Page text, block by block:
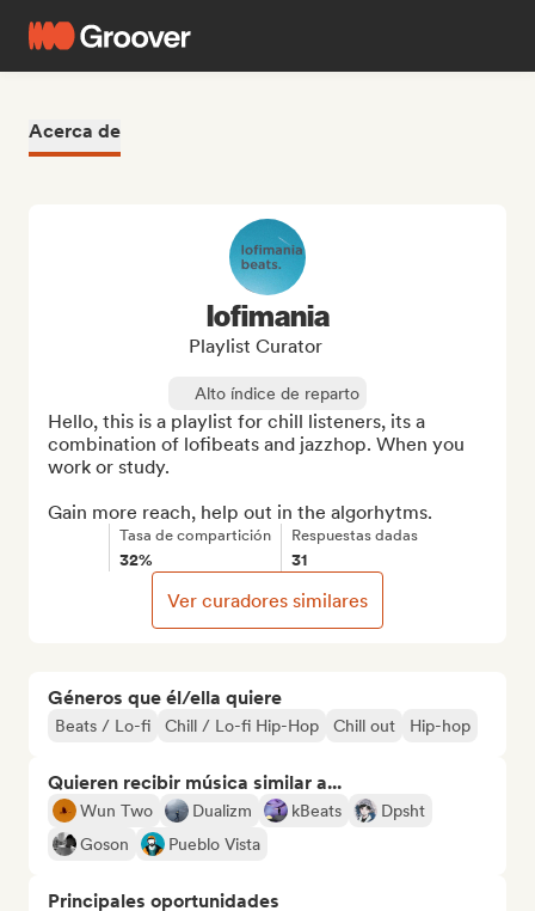
Acerca de
Géneros que él/ella quiere
Beats / Lo-fi Chill / Lo-fi Hip-Hop Chill out Hip-hop
Quieren recibir música similar a...
Wun Two Dualizm kBeats
Dpsht
Goson
Pueblo Vista
Principales oportunidades
lofimania
Playlist Curator
Alto índice de reparto
Hello, this is a playlist for chill listeners, its a
combination of lofibeats and jazzhop. When you
work or study.
Gain more reach, help out in the algorhytms.
Tasa de compartición
32%
Respuestas dadas
31
Ver curadores similares